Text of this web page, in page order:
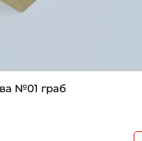
№01 граб